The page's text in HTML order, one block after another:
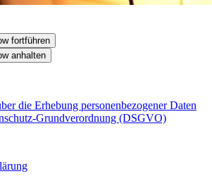
fortführen
anhalten
die Erhebung personenbezogener Daten
Grundverordnung (DSGVO)